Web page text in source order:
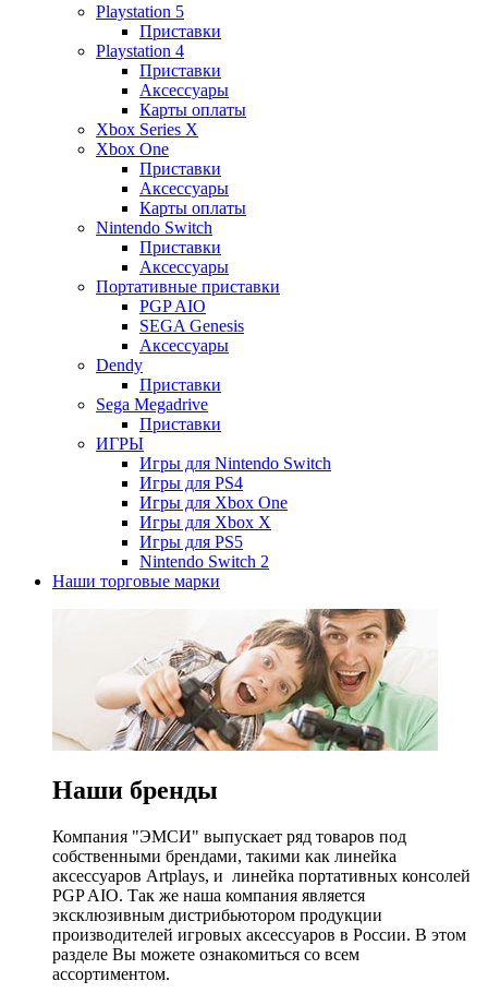
Playstation 5
Приставки
Playstation 4
Приставки
Аксессуары
Карты оплаты
Xbox Series X
Xbox One
Приставки
Аксессуары
Карты оплаты
Nintendo Switch
Приставки
Аксессуары
Портативные приставки
PGP AIO
SEGA Genesis
Аксессуары
Dendy
Приставки
Sega Megadrive
Приставки
ИГРЫ
Игры для Nintendo Switch
Игры для PS4
Игры для Xbox One
Игры для Xbox X
Игры для PS5
Nintendo Switch 2
Наши торговые марки
Наши бренды
Компания "ЭМСИ" выпускает ряд товаров под
собственными брендами, такими как линейка
аксессуаров Artplays, и линейка портативных консолей
PGP AIO. Так же наша компания является
эксклюзивным дистрибьютором продукции
производителей игровых аксессуаров в России. В этом
разделе Вы можете ознакомиться со всем
ассортиментом.